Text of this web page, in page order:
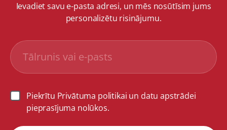
Ievadiet savu e-pasta adresi, un mēs nosūtīsim jums
personalizētu risinājumu.
Piekrītu Privātuma politikai un datu apstrādei
pieprasījuma nolūkos.